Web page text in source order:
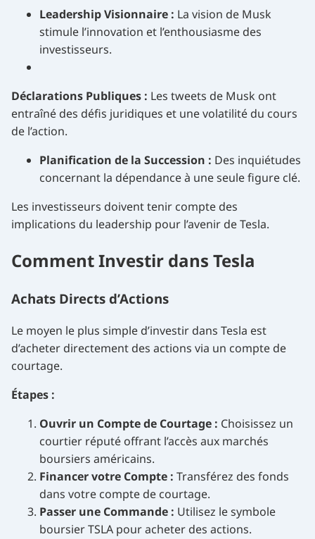
Leadership Visionnaire : La vision de Musk
stimule l’innovation et l’enthousiasme des
investisseurs.
Déclarations Publiques : Les tweets de Musk ont
entraîné des défis juridiques et une volatilité du cours
de l’action.
Planification de la Succession : Des inquiétudes
concernant la dépendance à une seule figure clé.
Les investisseurs doivent tenir compte des
implications du leadership pour l’avenir de Tesla.
Comment Investir dans Tesla
Achats Directs d’Actions
Le moyen le plus simple d’investir dans Tesla est
d’acheter directement des actions via un compte de
courtage.
Étapes :
Ouvrir un Compte de Courtage : Choisissez un
courtier réputé offrant l’accès aux marchés
boursiers américains.
Financer votre Compte : Transférez des fonds
dans votre compte de courtage.
Passer une Commande : Utilisez le symbole
boursier TSLA pour acheter des actions.